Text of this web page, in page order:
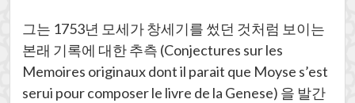
그는 1753년 모세가 창세기를 썼던 것처럼 보이는
본래 기록에 대한 추측 (Conjectures sur les
Memoires originaux dont il parait que Moyse s’est
serui pour composer le livre de la Genese) 을 발간